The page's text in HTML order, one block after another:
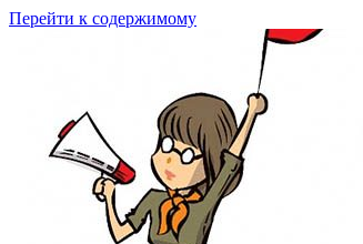
Перейти к содержимому